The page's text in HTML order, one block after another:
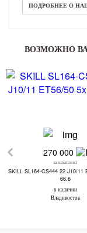
ПОДРОБНЕЕ О
ВОЗМОЖНО
270 000
за комплект
SKILL SL164-CS444 22 J10/11
66.6
в наличии
Владивосток